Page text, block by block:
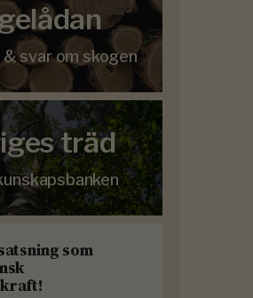
svar om skogen
träd
som